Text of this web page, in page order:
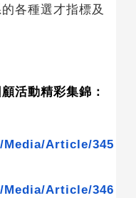
各種選才指標及
活動精彩集錦：
Article/345
Article/346